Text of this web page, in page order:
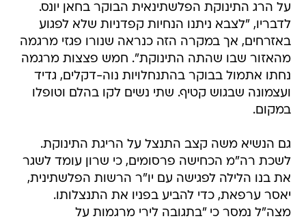
על הרג התינוקת הפלשתינאית הבוקר בחאן יונס.
לדבריו, "לצבא ניתנו הנחיות קפדניות שלא לפגוע
באזרחים, אך במקרה הזה כנראה שנורו פגזי מרגמה
מהאזור שבו שהתה התינוקת". חמש פצצות מרגמה
נחתו אתמול בבוקר בהתנחלויות נוה-דקלים, גדיד
ועצמונה שבגוש קטיף. שתי נשים לקו בהלם וטופלו
במקום.
גם הנשיא משה קצב התנצל על הריגת התינוקת.
לשכת רה"מ הכחישה פרסומים, כי שרון עומד לשגר
את בנו הלילה לפגישה עם יו"ר הרשות הפלשתינית,
יאסר ערפאת, כדי להביע בפניו את התנצלותו.
מצה"ל נמסר כי "בתגובה לירי מרגמות על